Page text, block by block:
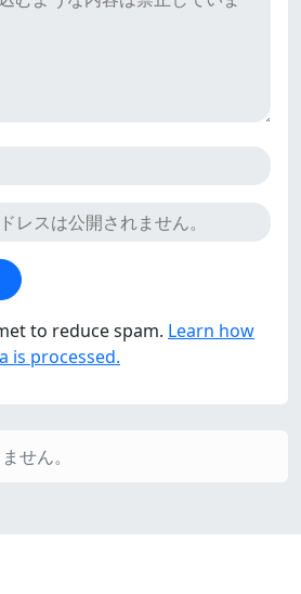
to reduce spam. Learn how
is processed.
せん。